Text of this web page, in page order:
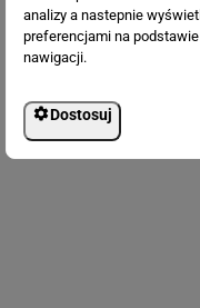
analizy a nastepnie
preferencjami na
nawigacji.
Dostosuj